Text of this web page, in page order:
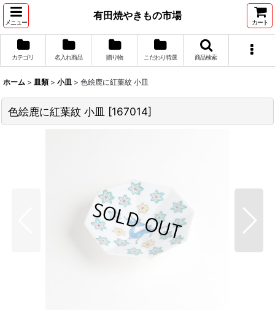
メニュー
有田焼やきもの市場
カート
カテゴリ 名入れ商品 贈り物 こだわり特選 商品検索
ホーム > 皿類 > 小皿 > 色絵鹿に紅葉紋 小皿
色絵鹿に紅葉紋 小皿 [167014]